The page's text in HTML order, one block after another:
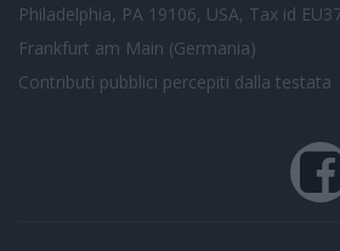
Philadelphia, PA 19106, USA, Tax id
Frankfurt am Main (Germania)
Contributi pubblici percepiti dalla testata